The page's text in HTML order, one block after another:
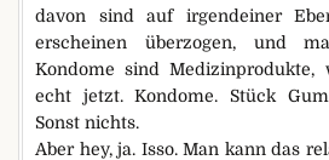
davon sind auf irgendeiner
erscheinen überzogen, und
Kondome sind Medizinprodukte,
echt jetzt. Kondome. Stück
Sonst nichts.
Aber hey, ja. Isso. Man kann das